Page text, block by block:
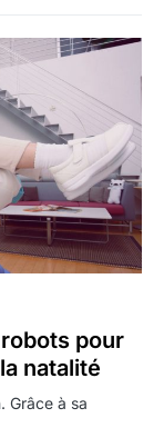
pour
natalité
Grâce à sa